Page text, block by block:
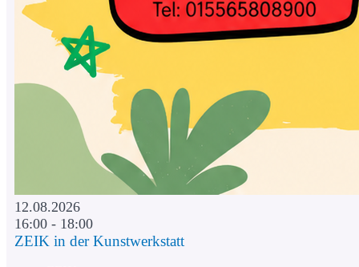
12.08.2026
16:00 - 18:00
ZEIK in der Kunstwerkstatt